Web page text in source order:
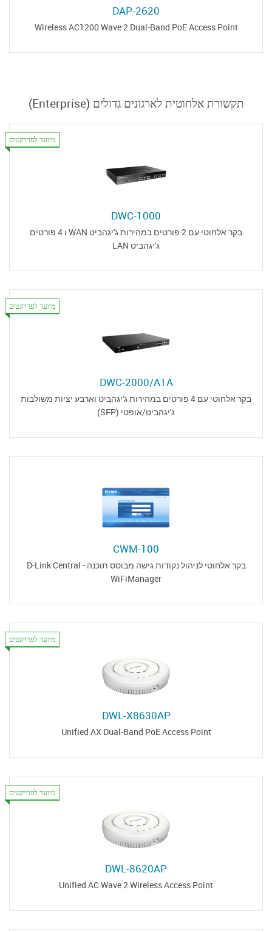
DAP-2620
Wireless AC1200 Wave 2 Dual-Band PoE Access Point
תקשורת אלחוטית לארגונים גדולים (Enterprise)
מיועד לפרויקטים
DWC-1000
בקר אלחוטי עם 2 פורטים במהירות ג'יגהביט WAN ו 4 פורטים
ג'יגהביט LAN
מיועד לפרויקטים
DWC-2000/A1A
בקר אלחוטי עם 4 פורטים במהירות ג'יגהביט וארבע יציות משולבות
ג'יגהביט/אופטי (SFP)
CWM-100
בקר אלחוטי לניהול נקודות גישה מבוסס תוכנה - D-Link Central
WiFiManager
מיועד לפרויקטים
DWL-X8630AP
Unified AX Dual-Band PoE Access Point
מיועד לפרויקטים
DWL-8620AP
Unified AC Wave 2 Wireless Access Point